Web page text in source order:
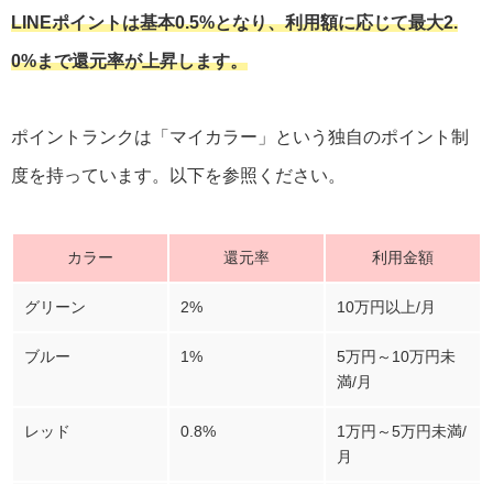
LINEポイントは基本0.5%となり、利用額に応じて最大2.
0%まで還元率が上昇します。
ポイントランクは「マイカラー」という独自のポイント制
度を持っています。以下を参照ください。
カラー 還元率 利用金額
グリーン 2% 10万円以上/月
ブルー 1%
5万円～10万円未
満/月
レッド 0.8%
1万円～5万円未満/
月